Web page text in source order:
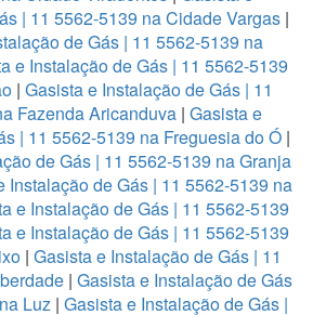
| 11 5562-5139 na Cidade Vargas |
de Gás | 11 5562-5139 na
e Instalação de Gás | 11 5562-5139
| Gasista e Instalação de Gás | 11
Fazenda Aricanduva| Gasista e
| 11 5562-5139 na Freguesia do Ó |
de Gás | 11 5562-5139 na Granja
Instalação de Gás | 11 5562-5139 na
e Instalação de Gás | 11 5562-5139
e Instalação de Gás | 11 5562-5139
| Gasista e Instalação de Gás | 11
| Gasista e Instalação de Gás
Luz | Gasista e Instalação de Gás |